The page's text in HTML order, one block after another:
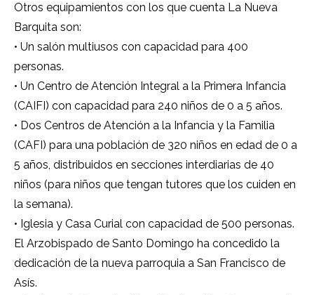
Otros equipamientos con los que cuenta La Nueva
Barquita son:
• Un salón multiusos con capacidad para 400
personas.
• Un Centro de Atención Integral a la Primera Infancia
(CAIFI) con capacidad para 240 niños de 0 a 5 años.
• Dos Centros de Atención a la Infancia y la Familia
(CAFI) para una población de 320 niños en edad de 0 a
5 años, distribuidos en secciones interdiarias de 40
niños (para niños que tengan tutores que los cuiden en
la semana).
• Iglesia y Casa Curial con capacidad de 500 personas.
El Arzobispado de Santo Domingo ha concedido la
dedicación de la nueva parroquia a San Francisco de
Asís.